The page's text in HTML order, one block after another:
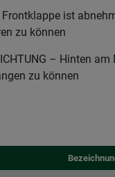
Frontklappe ist
zu können
– Hinten
zu können